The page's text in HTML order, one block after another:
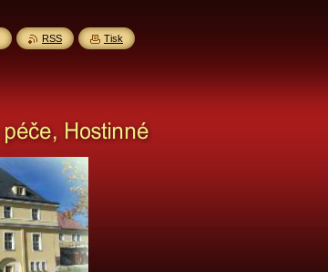
RSS Tisk